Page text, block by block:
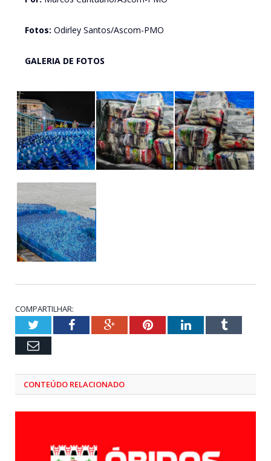
Fotos: Odirley Santos/Ascom-PMO
GALERIA DE FOTOS
COMPARTILHAR:
TwitterFacebookGoogle+PinterestLinkedInTumblr
Email
CONTEÚDO RELACIONADO